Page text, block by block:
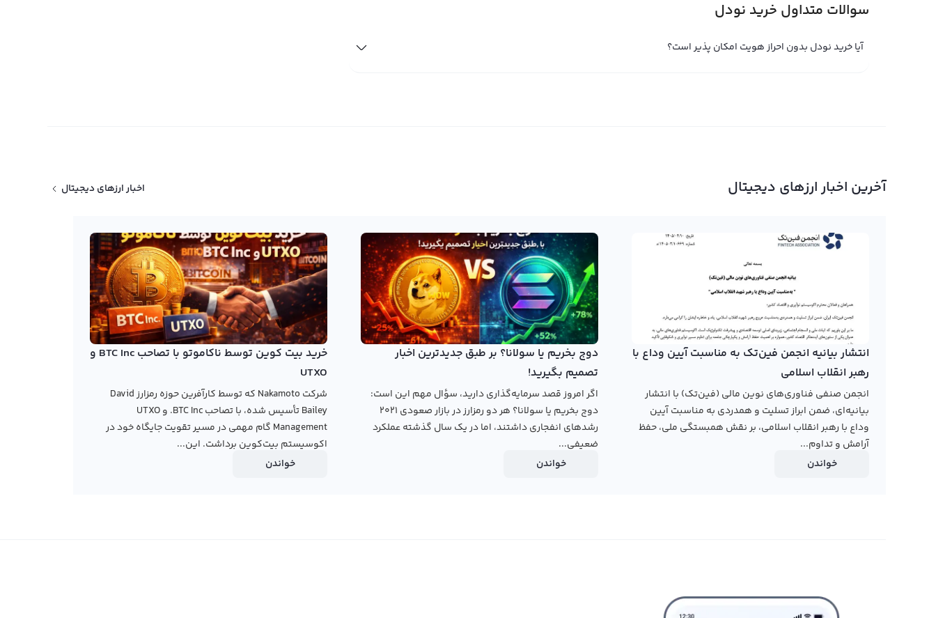
نگهداری کنید. اگر نودل شما در کیف پول شخصی نگهداری می‌شود ابتدا باید با مراجعه به قسمت واریز ارز دیجیتال نودل را
پلتفرم‌های تبدیل سریع یا معامله حرفه‌ای بپردازید. رابکس از بیش از هفتاد شبکه برای انتقال ارزهای دیجیتال استفاده
برای خرید و فروش نودل می‌توانید از پلتفرم تبدیل سریع رالبکس استفاده کنید. این صرافی در این پلتفرم قیمت جهانی
نودل را در اختیار شما می‌گذارد تا در کمترین زمان ممکن بتوانید اطلاعات تحلیلی خود را برای ورود به بازار استفاده کنید.
همچنین می‌توانید با استفاده از پنل معامله حرفه‌ای رالبکس با دیگر معامله‌گران به صورت مستقیم معامله کنید و با قیمت
مناسبی خرید یا فروش نودل داشته باشید. توصیه ما برای معامله با این رمزارز هوشمند این است که به زمان و قیمت ورود
و خروج به بازار دقت کنید تا سود خوبی بتوانید کسب کنید.
رابکس از خرید و فروش بیش از ۱۰۰۰ ارز دیجیتال پشتیبانی می‌کند. برای مشاهده قیمت رمز ارز نودل، به صفحه
قیمت نودل
بروید.
سوالات متداول خرید نودل
آیا خرید نودل بدون احراز هویت امکان پذیر است؟
آخرین اخبار ارزهای دیجیتال اخبار ارزهای دیجیتال
انتشار بیانیه انجمن فین‌تک به مناسبت آیین وداع با
رهبر انقلاب اسلامی
انجمن صنفی فناوری‌های نوین مالی (فین‌تک) با انتشار
بیانیه‌ای، ضمن ابراز تسلیت و همدردی به مناسبت آیین
وداع با رهبر انقلاب اسلامی، بر نقش همبستگی ملی، حفظ
آرامش و تداوم...
خواندن
دوج بخریم یا سولانا؟ بر طبق جدیدترین اخبار
تصمیم بگیرید!
اگر امروز قصد سرمایه‌گذاری دارید، سؤال مهم این است:
دوج بخریم یا سولانا؟ هر دو رمزارز در بازار صعودی ۲۰۲۱
رشدهای انفجاری داشتند، اما در یک سال گذشته عملکرد
ضعیفی...
خواندن
خرید بیت کوین توسط ناکاموتو با تصاحب BTC Inc و
UTXO
شرکت Nakamoto که توسط کارآفرین حوزه رمزارز David
Bailey تأسیس شده، با تصاحب BTC Inc. و UTXO
Management گام مهمی در مسیر تقویت جایگاه خود در
اکوسیستم بیت‌کوین برداشت. این...
خواندن